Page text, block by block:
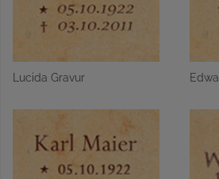
Lucida Gravur